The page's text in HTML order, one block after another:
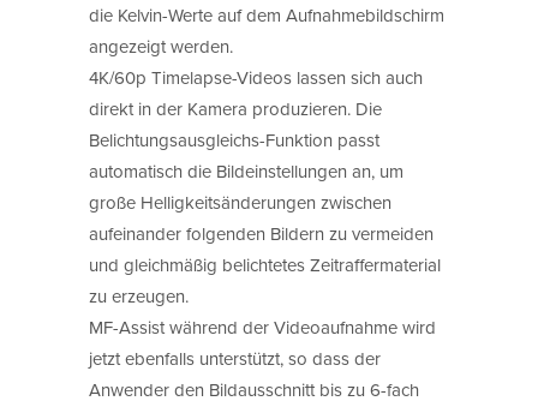
die Kelvin-Werte auf dem Aufnahmebildschirm
angezeigt werden.
4K/60p Timelapse-Videos lassen sich auch
direkt in der Kamera produzieren. Die
Belichtungsausgleichs-Funktion passt
automatisch die Bildeinstellungen an, um
große Helligkeitsänderungen zwischen
aufeinander folgenden Bildern zu vermeiden
und gleichmäßig belichtetes Zeitraffermaterial
zu erzeugen.
MF-Assist während der Videoaufnahme wird
jetzt ebenfalls unterstützt, so dass der
Anwender den Bildausschnitt bis zu 6-fach